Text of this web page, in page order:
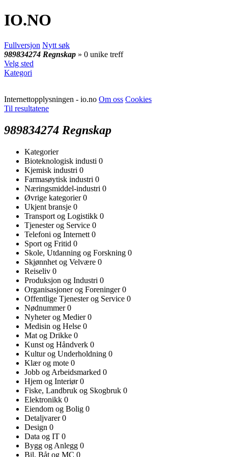
IO.NO
Fullversjon Nytt søk
989834274 Regnskap » 0 unike treff
Velg sted
Kategori
Internettopplysningen - io.no Om oss Cookies
Til resultatene
989834274 Regnskap
Kategorier
Bioteknologisk industi 0
Kjemisk industri 0
Farmasøytisk industri 0
Næringsmiddel-industri 0
Øvrige kategorier0
Ukjent bransje 0
Transport og Logistikk 0
Tjenester og Service 0
Telefoni og Internett 0
Sport og Fritid 0
Skole, Utdanning og Forskning 0
Skjønnhet og Velvære 0
Reiseliv 0
Produksjon og Industri 0
Organisasjoner og Foreninger0
Offentlige Tjenester og Service 0
Nødnummer0
Nyheter og Medier0
Medisin og Helse 0
Mat og Drikke 0
Kunst og Håndverk 0
Kultur og Underholdning 0
Klær og mote 0
Jobb og Arbeidsmarked 0
Hjem og Interiør0
Fiske, Landbruk og Skogbruk 0
Elektronikk 0
Eiendom og Bolig 0
Detaljvarer0
Design 0
Data og IT 0
Bygg og Anlegg 0
Bil, Båt og MC 0